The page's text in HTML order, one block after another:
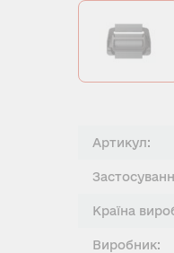
Артикул:
Країна
Виробник: